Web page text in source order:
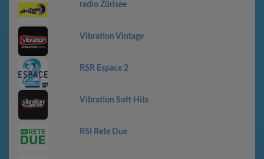
radio Zürisee
Vibration Vintage
RSR Espace 2
Vibration Soft Hits
RSI Rete Due